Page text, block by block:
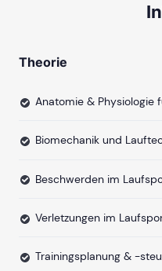
Theorie
Anatomie & Physiologie
Biomechanik und
Beschwerden im
Verletzungen im
Trainingsplanung & -